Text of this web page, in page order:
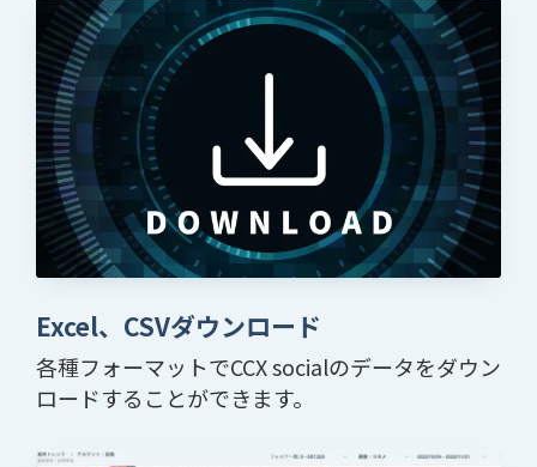
Excel、CSVダウンロード
各種フォーマットでCCX socialのデータをダウン
ロードすることができます。